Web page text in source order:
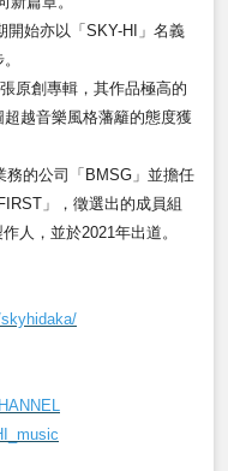
開始亦以「SKY-HI」名義
原創專輯，其作品極高的
越音樂風格藩籬的態度獲
務的公司「BMSG」並擔任
」，徵選出的成員組
人，並於2021年出道。